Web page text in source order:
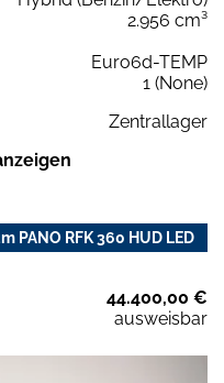
2.956 cm³
Euro6d-TEMP
1 (None)
Zentrallager
PANO RFK 360 HUD LED
44.400,00 €
ausweisbar